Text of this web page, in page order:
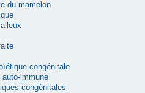
du mamelon
congénitale
immune
congénitales